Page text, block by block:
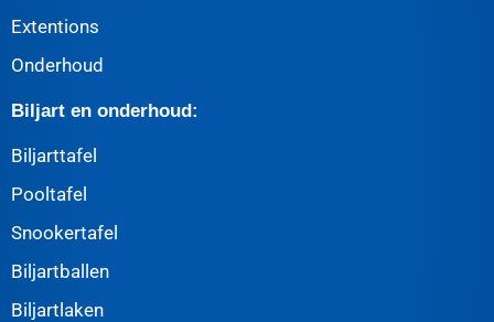
Extentions
Onderhoud
Biljart en onderhoud:
Biljarttafel
Pooltafel
Snookertafel
Biljartballen
Biljartlaken